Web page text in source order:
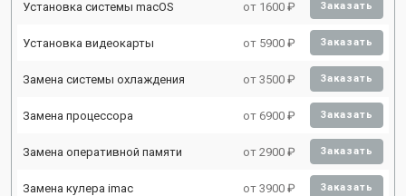
Установка системы macOS от 1600 ₽ Заказать
Установка видеокарты от 5900 ₽ Заказать
Замена системы охлаждения от 3500 ₽ Заказать
Замена процессора от 6900 ₽ Заказать
Замена оперативной памяти от 2900 ₽ Заказать
Замена кулера imac от 3900 ₽ Заказать